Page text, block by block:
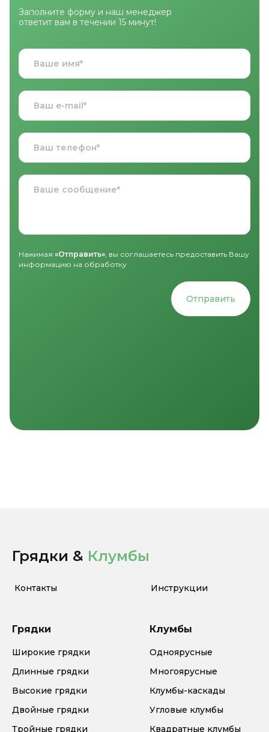
Заполните форму и наш менеджер
ответит вам в течении 15 минут!
Нажимая «Отправить» , вы соглашаетесь предоставить Вашу
информацию на обработку
Отправить
Грядки & Клумбы
Контакты Инструкции
Грядки
Широкие грядки
Длинные грядки
Высокие грядки
Двойные грядки
Тройные грядки
Клумбы
Одноярусные
Многоярусные
Клумбы-каскады
Угловые клумбы
Квадратные клумбы